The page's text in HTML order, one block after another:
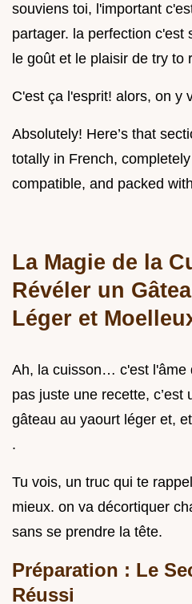
souviens toi, l'important
partager. la perfection c'est
le goût et le plaisir de try to
C'est ça l'esprit! alors, on y
Absolutely! Here’s that
totally in French,
compatible, and packed
La Magie de la
Révéler un
Léger et
Ah, la cuisson… c'est l'âme
pas juste une recette, c’est
gâteau au yaourt léger et,
.
Tu vois, un truc qui te
mieux. on va décortiquer
sans se prendre la tête.
Préparation : Le
Réussi